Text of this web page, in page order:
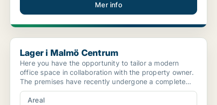
Mer info
Lager i Malmö Centrum
Lager i Malmö Centrum
Here you have the opportunity to tailor a modern
office space in collaboration with the property owner.
The premises have recently undergone a complete
renov...
Areal